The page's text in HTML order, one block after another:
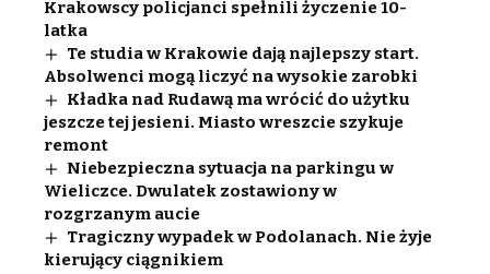
Krakowscy policjanci spełnili życzenie 10-
latka
Te studia w Krakowie dają najlepszy start.
Absolwenci mogą liczyć na wysokie zarobki
Kładka nad Rudawą ma wrócić do użytku
jeszcze tej jesieni. Miasto wreszcie szykuje
remont
Niebezpieczna sytuacja na parkingu w
Wieliczce. Dwulatek zostawiony w
rozgrzanym aucie
Tragiczny wypadek w Podolanach. Nie żyje
kierujący ciągnikiem